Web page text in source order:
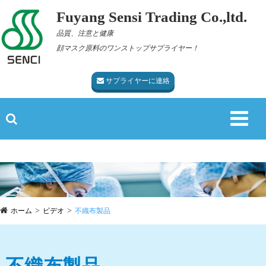
Fuyang Sensi Trading Co.,ltd.
品質、注意と健康
顔マスク原料のワンストップサプライヤー！
サプライヤーに連絡
ホーム ビデオ 不織布製品